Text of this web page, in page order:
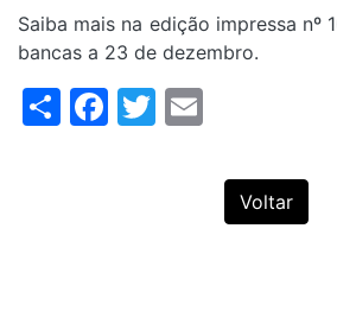
Saiba mais na edição impressa nº
bancas a 23 de dezembro.
ShareFacebook
Twitter
Voltar